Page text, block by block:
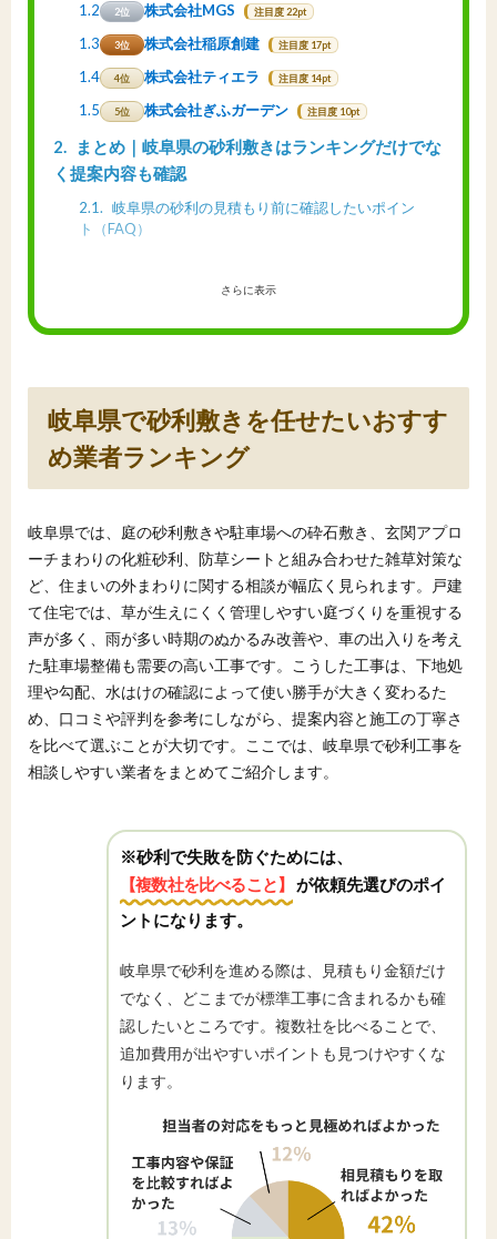
1.2 2位 株式会社MGS 注目度 22pt
1.3 3位 株式会社稲原創建 注目度 17pt
1.4 4位 株式会社ティエラ 注目度 14pt
1.5 5位 株式会社ぎふガーデン 注目度 10pt
2
まとめ｜岐阜県の砂利敷きはランキングだけでな
く提案内容も確認
2.1
岐阜県の砂利の見積もり前に確認したいポイン
ト（FAQ）
さらに表示
岐阜県で砂利敷きを任せたいおすす
め業者ランキング
岐阜県では、庭の砂利敷きや駐車場への砕石敷き、玄関アプロ
ーチまわりの化粧砂利、防草シートと組み合わせた雑草対策な
ど、住まいの外まわりに関する相談が幅広く見られます。戸建
て住宅では、草が生えにくく管理しやすい庭づくりを重視する
声が多く、雨が多い時期のぬかるみ改善や、車の出入りを考え
た駐車場整備も需要の高い工事です。こうした工事は、下地処
理や勾配、水はけの確認によって使い勝手が大きく変わるた
め、口コミや評判を参考にしながら、提案内容と施工の丁寧さ
を比べて選ぶことが大切です。ここでは、岐阜県で砂利工事を
相談しやすい業者をまとめてご紹介します。
※砂利で失敗を防ぐためには、
【複数社を比べること】
が依頼先選びのポイ
ントになります。
岐阜県で砂利を進める際は、見積もり金額だけ
でなく、どこまでが標準工事に含まれるかも確
認したいところです。複数社を比べることで、
追加費用が出やすいポイントも見つけやすくな
ります。